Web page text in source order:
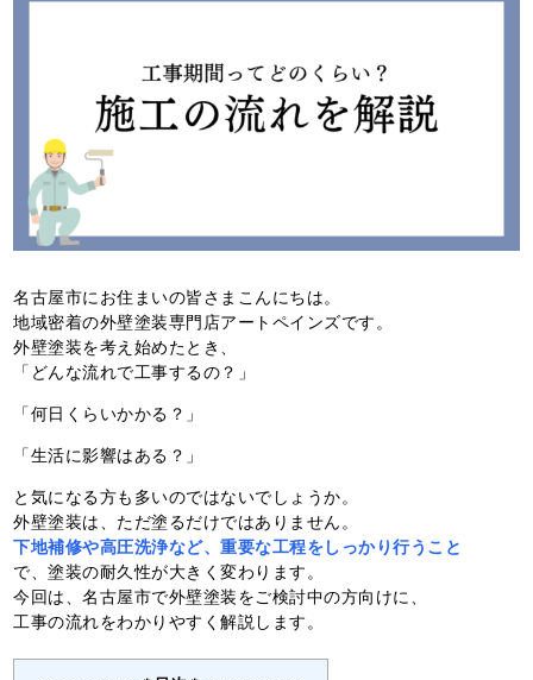
名古屋市にお住まいの皆さまこんにちは。
地域密着の外壁塗装専門店アートペインズです。
外壁塗装を考え始めたとき、
「どんな流れで工事するの？」
「何日くらいかかる？」
「生活に影響はある？」
と気になる方も多いのではないでしょうか。
外壁塗装は、ただ塗るだけではありません。
下地補修や高圧洗浄など、重要な工程をしっかり行うこと
で、塗装の耐久性が大きく変わります。
今回は、名古屋市で外壁塗装をご検討中の方向けに、
工事の流れをわかりやすく解説します。